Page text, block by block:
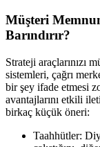
Müşteri
Barındırır?
Strateji araçlarınızı
sistemleri, çağrı
bir şey ifade etmesi
avantajlarını etkili
birkaç küçük öneri:
Taahhütler: